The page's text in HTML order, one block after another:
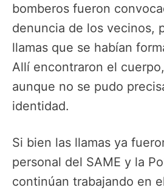
bomberos fueron
denuncia de los vecinos,
llamas que se habían
Allí encontraron el
aunque no se pudo
identidad.
Si bien las llamas ya
personal del SAME y la
continúan trabajando en